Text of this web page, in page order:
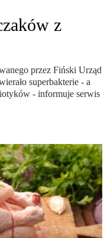
z
przez Fiński Urząd
superbakterie - a
- informuje serwis